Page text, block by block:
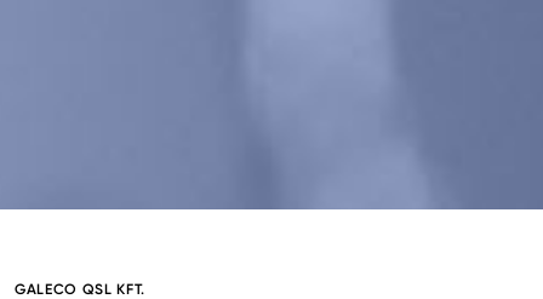
GALECO QSL KFT.